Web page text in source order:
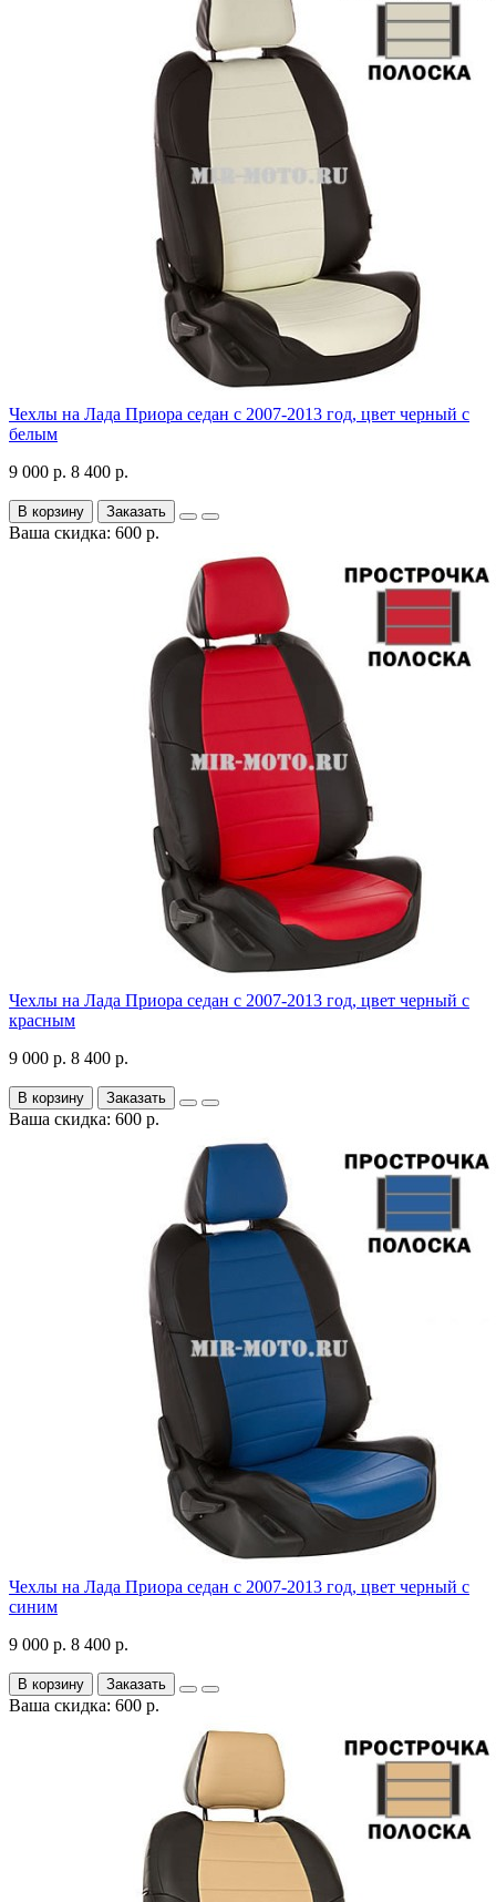
Чехлы на Лада Приора седан с 2007-2013 год, цвет черный с
белым
9 000 р. 8 400 р.
В корзину Заказать
Ваша скидка: 600 р.
Чехлы на Лада Приора седан с 2007-2013 год, цвет черный с
красным
9 000 р. 8 400 р.
В корзину Заказать
Ваша скидка: 600 р.
Чехлы на Лада Приора седан с 2007-2013 год, цвет черный с
синим
9 000 р. 8 400 р.
В корзину Заказать
Ваша скидка: 600 р.